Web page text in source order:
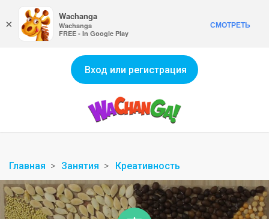
Вход или регистрация
Главная Занятия Креативность
×
Wachanga
Wachanga
FREE - In Google Play
СМОТРЕТЬ